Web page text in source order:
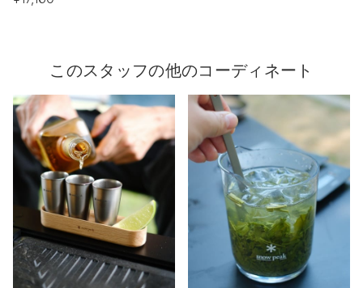
このスタッフの他のコーディネート